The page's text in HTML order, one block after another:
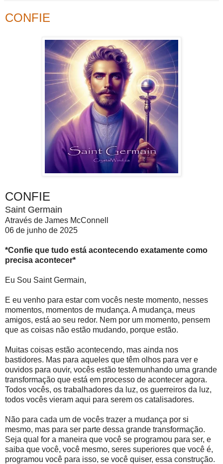
CONFIE
CONFIE
Saint Germain
Através de James McConnell
06 de junho de 2025
*Confie que tudo está acontecendo exatamente como
precisa acontecer*
Eu Sou Saint Germain,
E eu venho para estar com vocês neste momento, nesses
momentos, momentos de mudança. A mudança, meus
amigos, está ao seu redor. Nem por um momento, pensem
que as coisas não estão mudando, porque estão.
Muitas coisas estão acontecendo, mas ainda nos
bastidores. Mas para aqueles que têm olhos para ver e
ouvidos para ouvir, vocês estão testemunhando uma grande
transformação que está em processo de acontecer agora.
Todos vocês, os trabalhadores da luz, os guerreiros da luz,
todos vocês vieram aqui para serem os catalisadores.
Não para cada um de vocês trazer a mudança por si
mesmo, mas para ser parte dessa grande transformação.
Seja qual for a maneira que você se programou para ser, e
saiba que você, você mesmo, seres superiores que você é,
programou você para isso, se você quiser, essa construção.